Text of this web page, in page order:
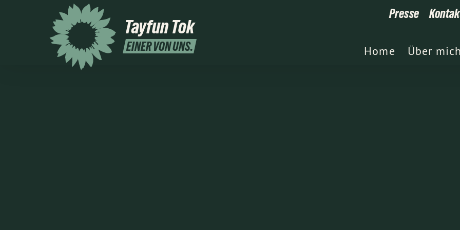
Tayfun Tok
EINER VON UNS.
Presse
Home Über